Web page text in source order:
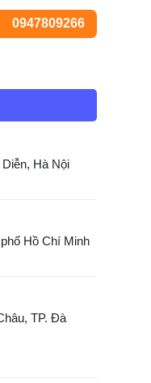
0947809266
Hà Nội
Hồ Chí Minh
TP. Đà